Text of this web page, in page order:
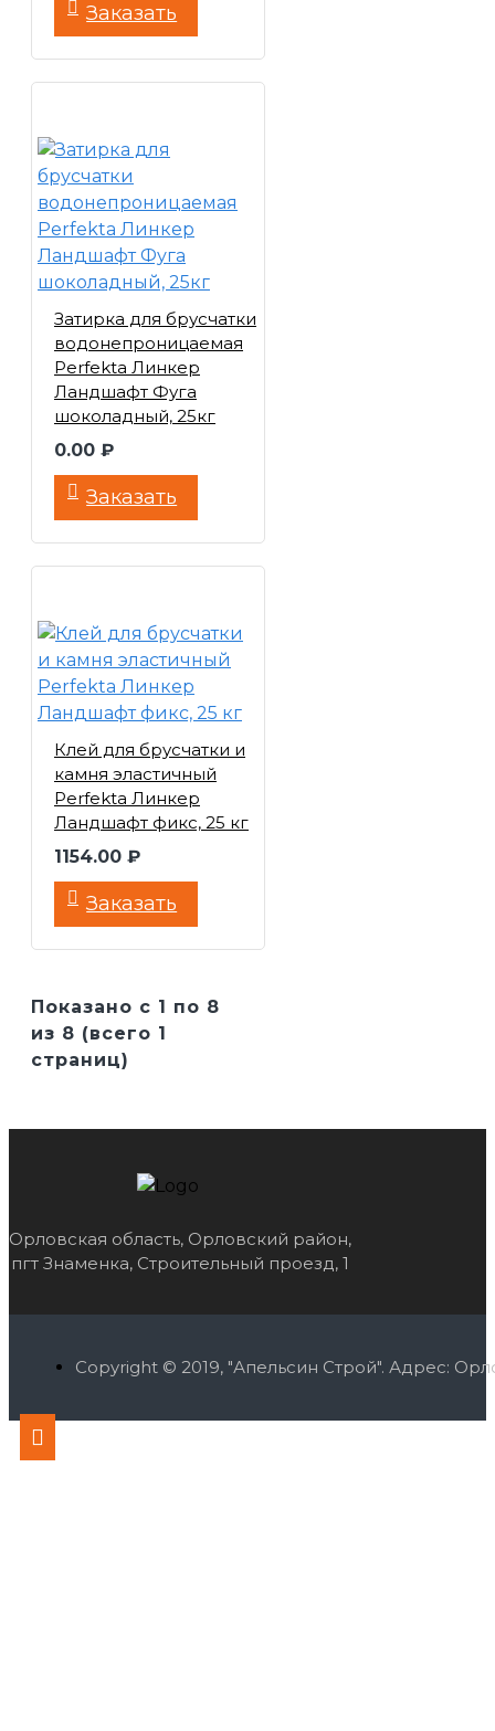
Заказать
Затирка для брусчатки
водонепроницаемая
Perfekta Линкер
Ландшафт Фуга
шоколадный, 25кг
0.00 ₽
Заказать
Клей для брусчатки и
камня эластичный
Perfekta Линкер
Ландшафт фикс, 25 кг
1154.00 ₽
Заказать
Показано с 1 по 8
из 8 (всего 1
страниц)
Орловская область, Орловский район,
пгт Знаменка, Строительный проезд, 1
Copyright © 2019, "Апельсин Строй". Адрес: